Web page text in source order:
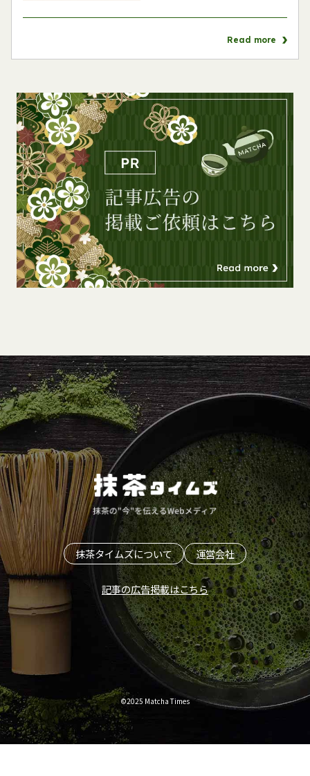
Read more
抹茶タイムズについて 運営会社
記事の広告掲載はこちら
©2025 Matcha Times